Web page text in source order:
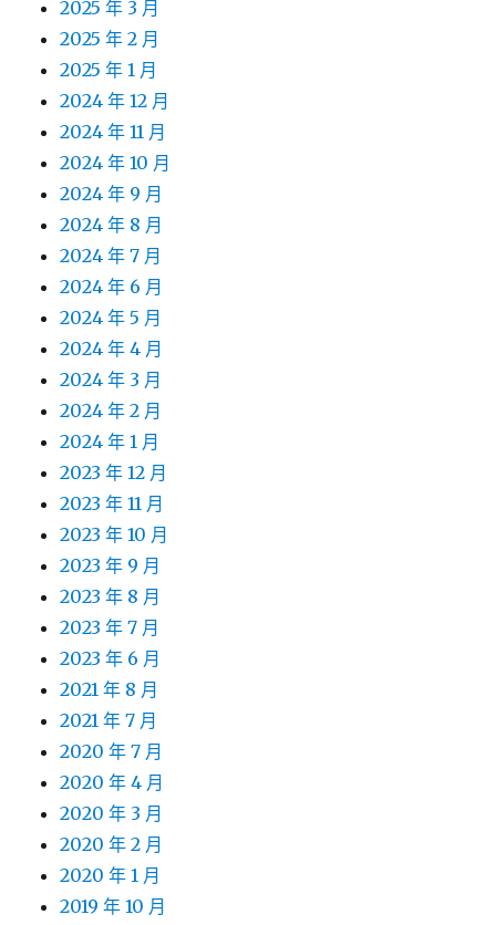
2025 年 3 月
2025 年 2 月
2025 年 1 月
2024 年 12 月
2024 年 11 月
2024 年 10 月
2024 年 9 月
2024 年 8 月
2024 年 7 月
2024 年 6 月
2024 年 5 月
2024 年 4 月
2024 年 3 月
2024 年 2 月
2024 年 1 月
2023 年 12 月
2023 年 11 月
2023 年 10 月
2023 年 9 月
2023 年 8 月
2023 年 7 月
2023 年 6 月
2021 年 8 月
2021 年 7 月
2020 年 7 月
2020 年 4 月
2020 年 3 月
2020 年 2 月
2020 年 1 月
2019 年 10 月